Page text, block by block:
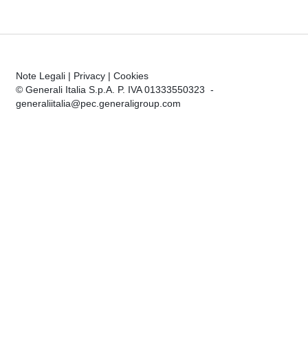
Note Legali | Privacy | Cookies
© Generali Italia S.p.A. P. IVA 01333550323 -
generaliitalia@pec.generaligroup.com